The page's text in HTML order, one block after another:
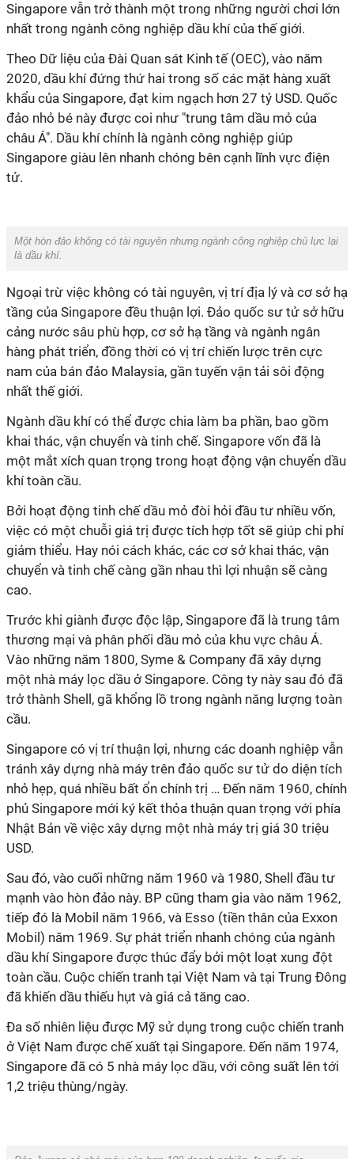
Singapore vẫn trở thành một trong những người chơi lớn
nhất trong ngành công nghiệp dầu khí của thế giới.
Theo Dữ liệu của Đài Quan sát Kinh tế (OEC), vào năm
2020, dầu khí đứng thứ hai trong số các mặt hàng xuất
khẩu của Singapore, đạt kim ngạch hơn 27 tỷ USD. Quốc
đảo nhỏ bé này được coi như "trung tâm dầu mỏ của
châu Á". Dầu khí chính là ngành công nghiệp giúp
Singapore giàu lên nhanh chóng bên cạnh lĩnh vực điện
tử.
Một hòn đảo không có tài nguyên nhưng ngành công nghiệp chủ lực lại
là dầu khí.
Ngoại trừ việc không có tài nguyên, vị trí địa lý và cơ sở hạ
tầng của Singapore đều thuận lợi. Đảo quốc sư tử sở hữu
cảng nước sâu phù hợp, cơ sở hạ tầng và ngành ngân
hàng phát triển, đồng thời có vị trí chiến lược trên cực
nam của bán đảo Malaysia, gần tuyến vận tải sôi động
nhất thế giới.
Ngành dầu khí có thể được chia làm ba phần, bao gồm
khai thác, vận chuyển và tinh chế. Singapore vốn đã là
một mắt xích quan trọng trong hoạt động vận chuyển dầu
khí toàn cầu.
Bởi hoạt động tinh chế dầu mỏ đòi hỏi đầu tư nhiều vốn,
việc có một chuỗi giá trị được tích hợp tốt sẽ giúp chi phí
giảm thiểu. Hay nói cách khác, các cơ sở khai thác, vận
chuyển và tinh chế càng gần nhau thì lợi nhuận sẽ càng
cao.
Trước khi giành được độc lập, Singapore đã là trung tâm
thương mại và phân phối dầu mỏ của khu vực châu Á.
Vào những năm 1800, Syme & Company đã xây dựng
một nhà máy lọc dầu ở Singapore. Công ty này sau đó đã
trở thành Shell, gã khổng lồ trong ngành năng lượng toàn
cầu.
Singapore có vị trí thuận lợi, nhưng các doanh nghiệp vẫn
tránh xây dựng nhà máy trên đảo quốc sư tử do diện tích
nhỏ hẹp, quá nhiều bất ổn chính trị … Đến năm 1960, chính
phủ Singapore mới ký kết thỏa thuận quan trọng với phía
Nhật Bản về việc xây dựng một nhà máy trị giá 30 triệu
USD.
Sau đó, vào cuối những năm 1960 và 1980, Shell đầu tư
mạnh vào hòn đảo này. BP cũng tham gia vào năm 1962,
tiếp đó là Mobil năm 1966, và Esso (tiền thân của Exxon
Mobil) năm 1969. Sự phát triển nhanh chóng của ngành
dầu khí Singapore được thúc đẩy bởi một loạt xung đột
toàn cầu. Cuộc chiến tranh tại Việt Nam và tại Trung Đông
đã khiến dầu thiếu hụt và giá cả tăng cao.
Đa số nhiên liệu được Mỹ sử dụng trong cuộc chiến tranh
ở Việt Nam được chế xuất tại Singapore. Đến năm 1974,
Singapore đã có 5 nhà máy lọc dầu, với công suất lên tới
1,2 triệu thùng/ngày.